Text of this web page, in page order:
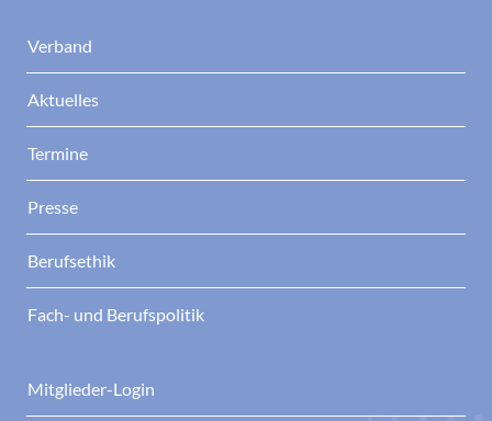
Verband
Aktuelles
Termine
Presse
Berufsethik
Fach- und Berufspolitik
Mitglieder-Login